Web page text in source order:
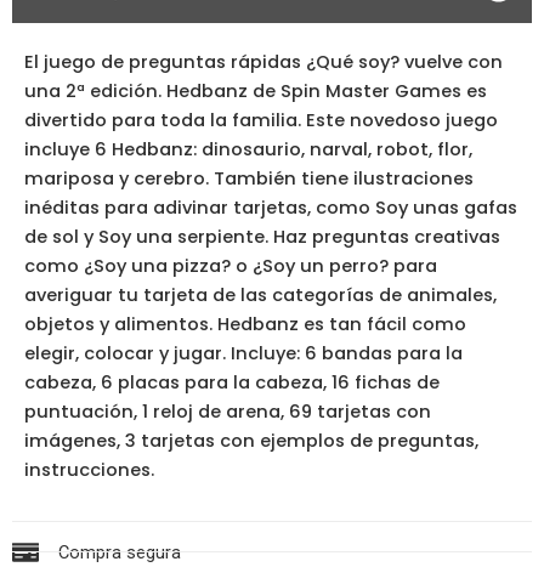
El juego de preguntas rápidas ¿Qué soy? vuelve con
una 2ª edición. Hedbanz de Spin Master Games es
divertido para toda la familia. Este novedoso juego
incluye 6 Hedbanz: dinosaurio, narval, robot, flor,
mariposa y cerebro. También tiene ilustraciones
inéditas para adivinar tarjetas, como Soy unas gafas
de sol y Soy una serpiente. Haz preguntas creativas
como ¿Soy una pizza? o ¿Soy un perro? para
averiguar tu tarjeta de las categorías de animales,
objetos y alimentos. Hedbanz es tan fácil como
elegir, colocar y jugar. Incluye: 6 bandas para la
cabeza, 6 placas para la cabeza, 16 fichas de
puntuación, 1 reloj de arena, 69 tarjetas con
imágenes, 3 tarjetas con ejemplos de preguntas,
instrucciones.
Compra segura